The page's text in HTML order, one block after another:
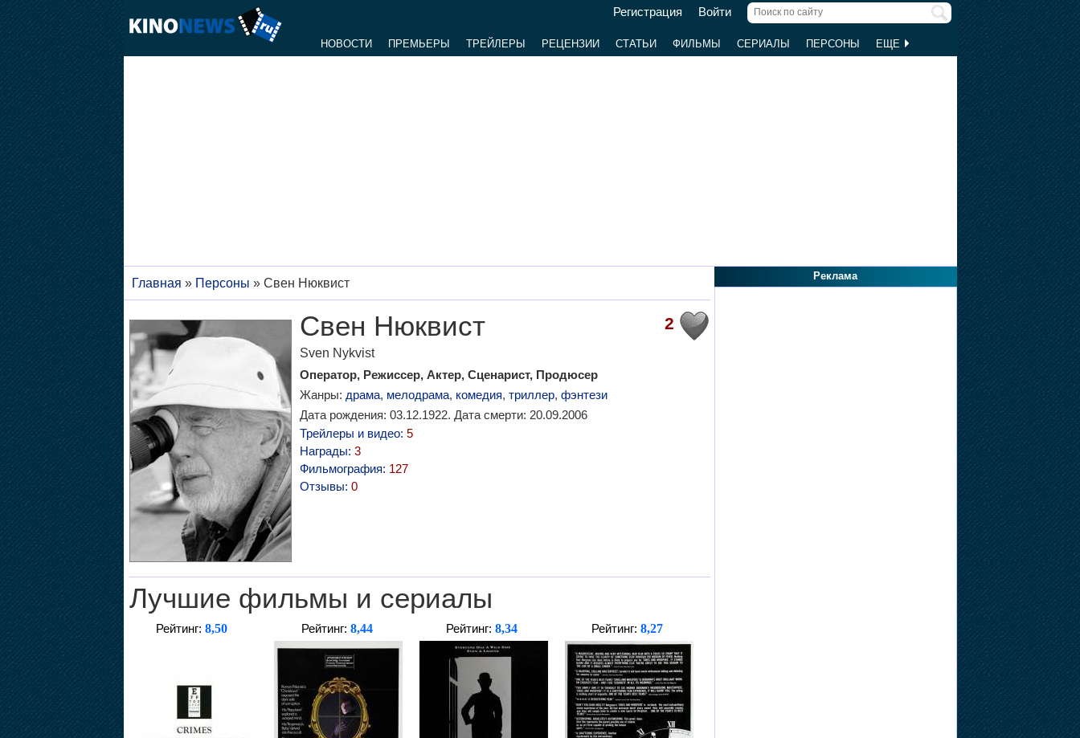
Регистрация Войти
НОВОСТИ ПРЕМЬЕРЫ ТРЕЙЛЕРЫ РЕЦЕНЗИИ СТАТЬИ ФИЛЬМЫ СЕРИАЛЫ ПЕРСОНЫ ЕЩЕ
Главная » Персоны » Свен Нюквист
2
Свен Нюквист
Sven Nykvist
Оператор, Режиссер, Актер, Сценарист, Продюсер
Жанры: драма, мелодрама, комедия, триллер, фэнтези
Дата рождения: 03.12.1922. Дата смерти: 20.09.2006
Трейлеры и видео: 5
Награды: 3
Фильмография: 127
Отзывы: 0
Лучшие фильмы и сериалы
Рейтинг: 8,50 Рейтинг: 8,44 Рейтинг:8,34 Рейтинг:8,27
Реклама